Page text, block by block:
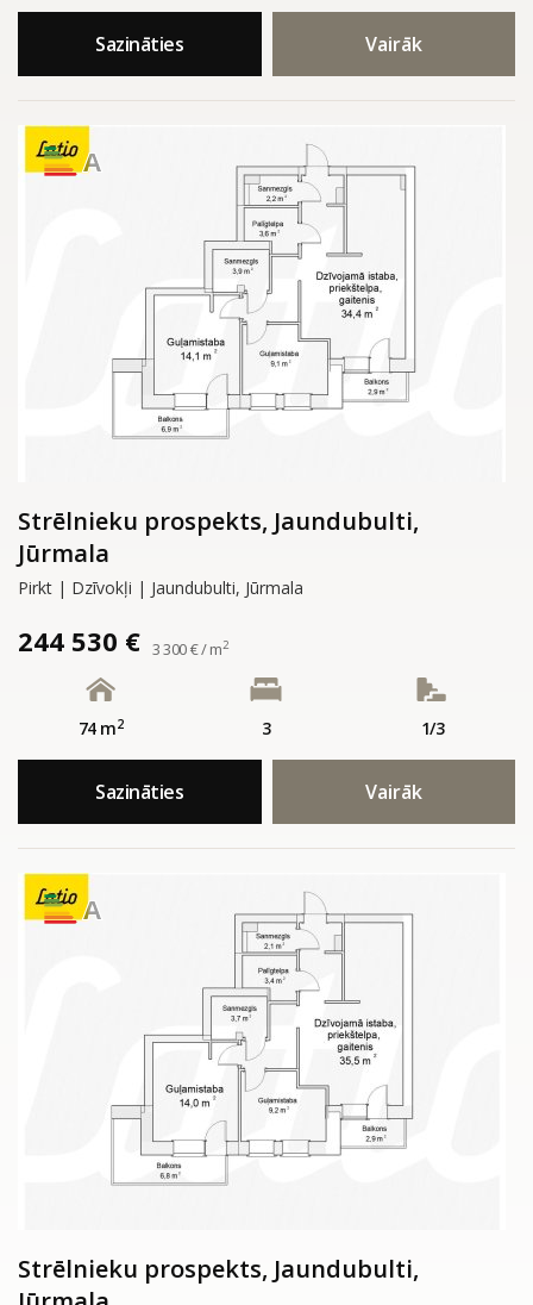
Sazināties Vairāk
A
Strēlnieku prospekts, Jaundubulti,
Jūrmala
Pirkt | Dzīvokļi | Jaundubulti, Jūrmala
244 530 € 3 300 € / m2
74 m2 3 1/3
Sazināties Vairāk
A
Strēlnieku prospekts, Jaundubulti,